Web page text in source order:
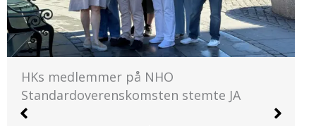
HK Norge og NHO ble enige